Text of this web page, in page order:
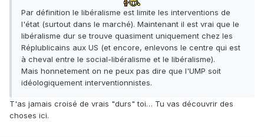
Par définition le libéralisme est limite les interventions de
l'état (surtout dans le marché). Maintenant il est vrai que le
libéralisme dur se trouve quasiment uniquement chez les
Réplublicains aux US (et encore, enlevons le centre qui est
à cheval entre le social-libéralisme et le libéralisme).
Mais honnetement on ne peux pas dire que l'UMP soit
idéologiquement interventionnistes.
T'as jamais croisé de vrais "durs" toi… Tu vas découvrir des
choses ici.